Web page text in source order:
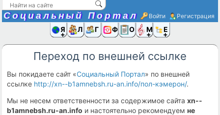
Социальный Портал Войти Регистрация
Я иЛюди
Группы
Фото Ещё
Переход по внешней ссылке
Вы покидаете сайт «Социальный Портал» по внешней
ссылке http://xn--b1amnebsh.ru-an.info/пол-кэмерон/.
Мы не несем ответственности за содержимое сайтаxn--
b1amnebsh.ru-an.info и настоятельно рекомендуемне